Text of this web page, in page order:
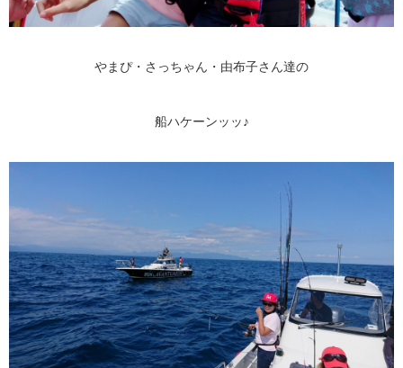
やまぴ・さっちゃん・由布子さん達の
船ハケーンッッ♪